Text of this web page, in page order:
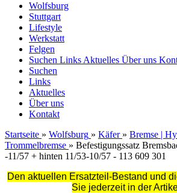
Wolfsburg
Stuttgart
Lifestyle
Werkstatt
Felgen
Suchen Links Aktuelles Über uns
Suchen
Links
Aktuelles
Über uns
Kontakt
Startseite » Wolfsburg » Käfer » Bremse |
Trommelbremse » Befestigungssatz
-11/57 + hinten 11/53-10/57 - 113 609 301
Den aktuellen Ersatzteil-Bestand und
Sie jederzeit in der